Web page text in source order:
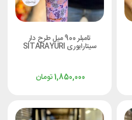
تامبلر 900 میل طرح دار
سیتارایوری SITARAYURI
تومان1,850,000